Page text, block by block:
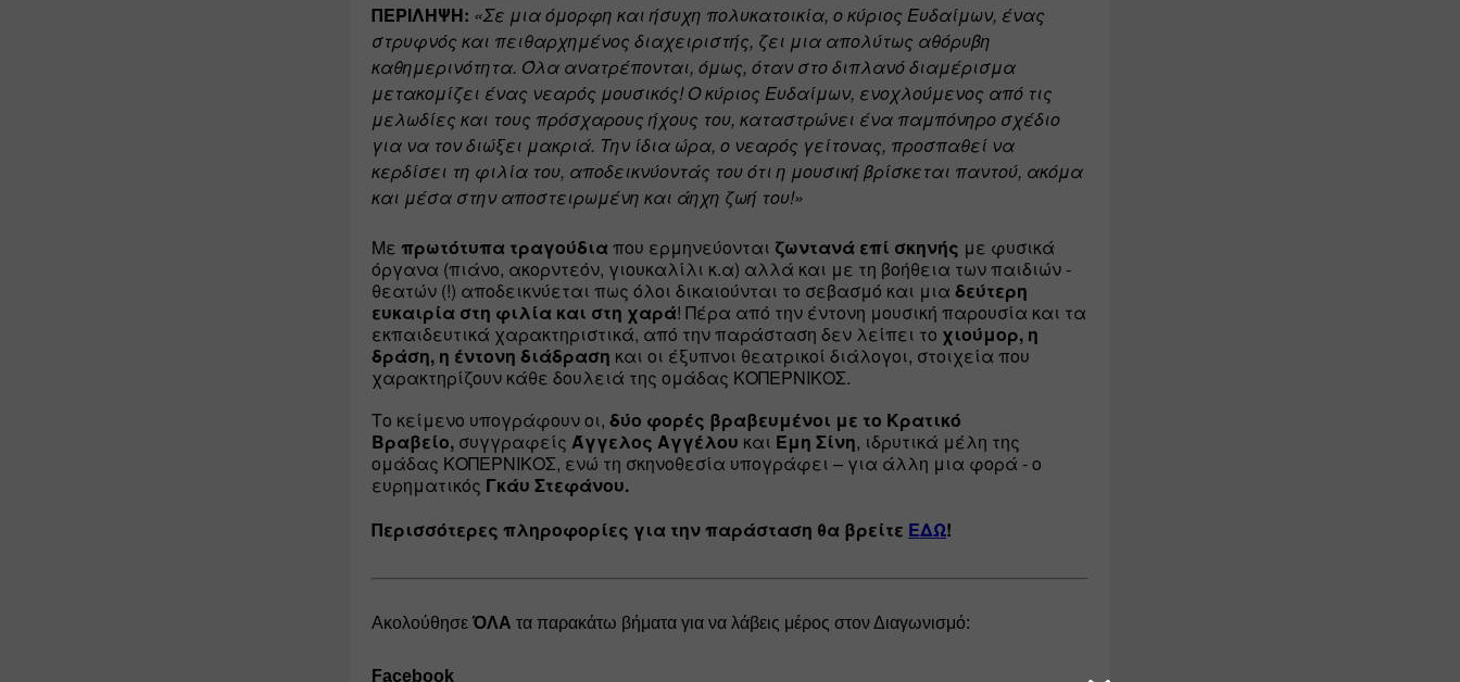
ΠΕΡΙΛΗΨΗ: «Σε μια όμορφη και ήσυχη πολυκατοικία, ο κύριος Ευδαίμων, ένας
στρυφνός και πειθαρχημένος διαχειριστής, ζει μια απολύτως αθόρυβη
καθημερινότητα. Όλα ανατρέπονται, όμως, όταν στο διπλανό διαμέρισμα
μετακομίζει ένας νεαρός μουσικός! Ο κύριος Ευδαίμων, ενοχλούμενος από τις
μελωδίες και τους πρόσχαρους ήχους του, καταστρώνει ένα παμπόνηρο σχέδιο
για να τον διώξει μακριά. Την ίδια ώρα, ο νεαρός γείτονας, προσπαθεί να
κερδίσει τη φιλία του, αποδεικνύοντάς του ότι η μουσική βρίσκεται παντού, ακόμα
και μέσα στην αποστειρωμένη και άηχη ζωή του!»
Με πρωτότυπα τραγούδια που ερμηνεύονται ζωντανά επί σκηνής με φυσικά
όργανα (πιάνο, ακορντεόν, γιουκαλίλι κ.α) αλλά και με τη βοήθεια των παιδιών -
θεατών (!) αποδεικνύεται πως όλοι δικαιούνται το σεβασμό και μια δεύτερη
ευκαιρία στη φιλία και στη χαρά! Πέρα από την έντονη μουσική παρουσία και τα
εκπαιδευτικά χαρακτηριστικά, από την παράσταση δεν λείπει το χιούμορ, η
δράση, η έντονη διάδραση και οι έξυπνοι θεατρικοί διάλογοι, στοιχεία που
χαρακτηρίζουν κάθε δουλειά της ομάδας ΚΟΠΕΡΝΙΚΟΣ.
Το κείμενο υπογράφουν οι, δύο φορές βραβευμένοι με το Κρατικό
Βραβείο, συγγραφείς Άγγελος Αγγέλου και Έμη Σίνη, ιδρυτικά μέλη της
ομάδας ΚΟΠΕΡΝΙΚΟΣ, ενώ τη σκηνοθεσία υπογράφει – για άλλη μια φορά - ο
ευρηματικός Γκάυ Στεφάνου.
Περισσότερες πληροφορίες για την παράσταση θα βρείτε ΕΔΩ!
Ακολούθησε ΌΛΑ τα παρακάτω βήματα για να λάβεις μέρος στον Διαγωνισμό:
Facebook